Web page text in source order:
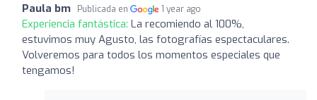
Paula bm Publicada en 1 year ago
Experiencia fantástica: La recomiendo al 100%,
estuvimos muy Agusto, las fotografías espectaculares.
Volveremos para todos los momentos especiales que
tengamos!